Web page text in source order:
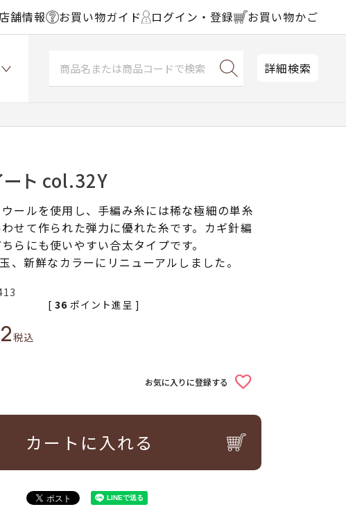
店舗情報 お買い物ガイド ログイン・登録 お買い物かご
詳細検索
ート col.32Y
ールを使用し、手編み糸には稀な極細の単糸
せて作られた弾力に優れた糸です。カギ針編
らにも使いやすい合太タイプです。
、新鮮なカラーにリニューアルしました。
税込
[ 36 ポイント進呈 ]
お気に入りに登録する
カートに入れる